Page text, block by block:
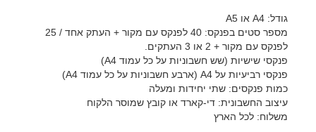
גודל: A4 או A5
מספר סטים בפנקס: 40 לפנקס עם מקור + העתק אחד / 25
לפנקס עם מקור + 2 או 3 העתקים.
פנקסי שישיות (שש חשבוניות על כל עמוד A4)
פנקסי רביעיות על A4 (ארבע חשבוניות על כל עמוד A4)
כמות פנקסים: שתי יחידות ומעלה
עיצוב החשבונית: די-קארד או קובץ שמוסר הלקוח
משלוח: לכל הארץ